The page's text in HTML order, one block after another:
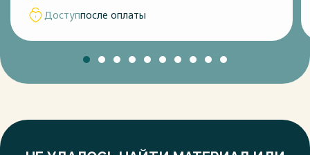
Доступпосле оплаты